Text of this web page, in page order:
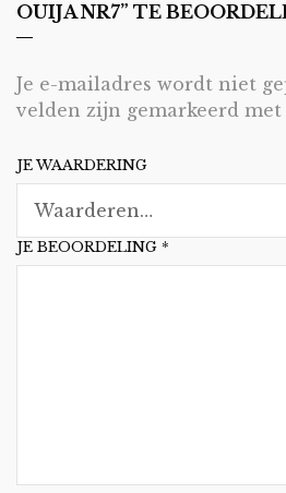
OUIJA NR7” TE
Je e-mailadres wordt niet
velden zijn gemarkeerd met
JE WAARDERING
JE BEOORDELING *